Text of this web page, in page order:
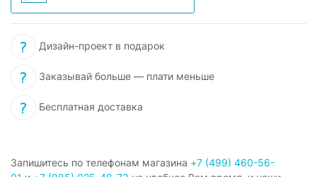
Дизайн-проект в подарок
Заказывай больше — плати меньше
Бесплатная доставка
Запишитесь по телефонам магазина +7 (499) 460-56-